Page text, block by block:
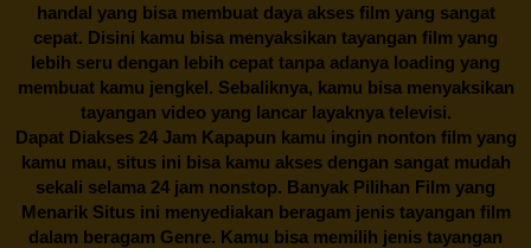
handal yang bisa membuat daya akses film yang sangat
cepat. Disini kamu bisa menyaksikan tayangan film yang
lebih seru dengan lebih cepat tanpa adanya loading yang
membuat kamu jengkel. Sebaliknya, kamu bisa menyaksikan
tayangan video yang lancar layaknya televisi.
Dapat Diakses 24 Jam Kapapun kamu ingin nonton film yang
kamu mau, situs ini bisa kamu akses dengan sangat mudah
sekali selama 24 jam nonstop. Banyak Pilihan Film yang
Menarik Situs ini menyediakan beragam jenis tayangan film
dalam beragam Genre. Kamu bisa memilih jenis tayangan